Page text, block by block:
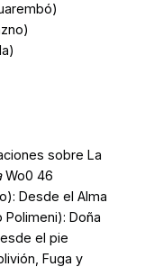
sobre La
Wo0 46
Desde el Alma
Doña
el pie
Fuga y